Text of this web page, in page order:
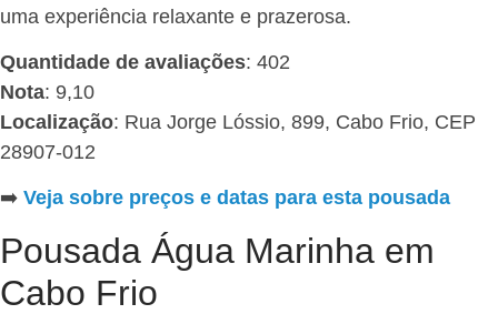
uma experiência relaxante e prazerosa.
Quantidade de avaliações: 402
Nota: 9,10
Localização: Rua Jorge Lóssio, 899, Cabo Frio, CEP
28907-012
➡️ Veja sobre preços e datas para esta pousada
Pousada Água Marinha em
Cabo Frio